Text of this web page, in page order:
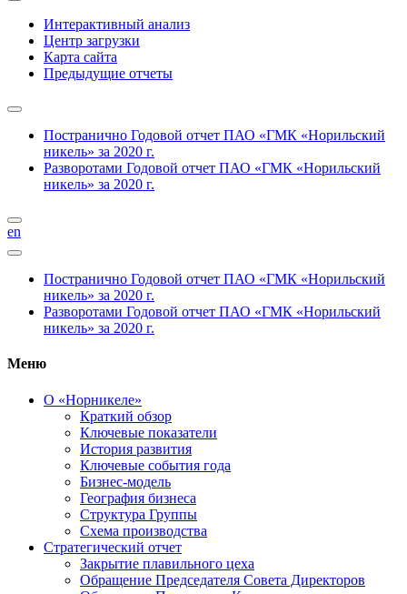
Интерактивный анализ
Центр загрузки
Карта сайта
Предыдущие отчеты
Постранично Годовой отчет ПАО «ГМК «Норильский
никель» за 2020 г.
Разворотами Годовой отчет ПАО «ГМК «Норильский
никель» за 2020 г.
en
Постранично Годовой отчет ПАО «ГМК «Норильский
никель» за 2020 г.
Разворотами Годовой отчет ПАО «ГМК «Норильский
никель» за 2020 г.
Меню
О «Норникеле»
Краткий обзор
Ключевые показатели
История развития
Ключевые события года
Бизнес-модель
География бизнеса
Структура Группы
Схема производства
Стратегический отчет
Закрытие плавильного цеха
Обращение Председателя Совета Директоров